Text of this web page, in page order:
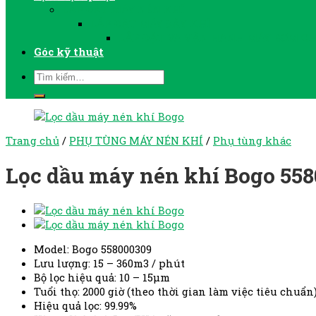
Góc kỹ thuật
Trang chủ / PHỤ TÙNG MÁY NÉN KHÍ / Phụ tùng khác
Lọc dầu máy nén khí Bogo
Model: Bogo 558000309
Lưu lượng: 15 – 360m3 / phút
Bộ lọc hiệu quả: 10 – 15μm
Tuổi thọ: 2000 giờ (theo thời gian làm việc tiêu
Hiệu quả lọc: 99.99%